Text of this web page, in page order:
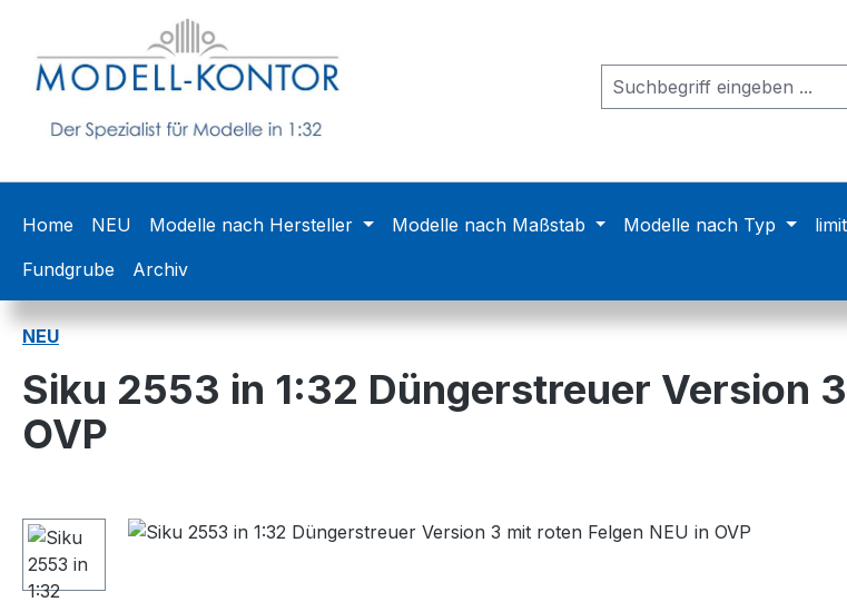
Hauptinhalt springen
Zur Suche springen
Zur Hauptnavigation springen
Home NEU Modelle nach Hersteller Modelle nach Maßstab Modelle nach Typ
Fundgrube
Archiv
NEU
Siku 2553 in 1:32 Düngerstreuer Version
OVP
Bildergalerie überspringen